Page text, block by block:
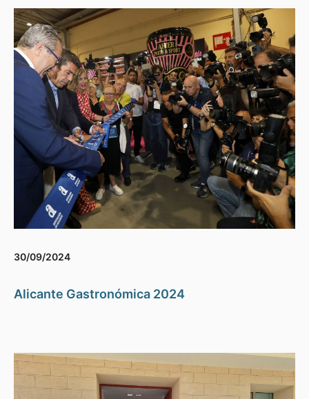
30/09/2024
Alicante Gastronómica 2024